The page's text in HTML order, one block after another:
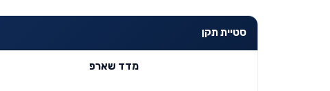
סטיית תקן
מדד שארפ